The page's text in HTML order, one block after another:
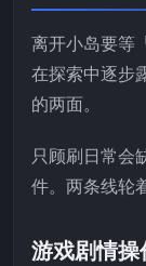
离开小岛要等
在探索中逐步
的两面。
只顾刷日常会
件。两条线轮
游戏剧情操